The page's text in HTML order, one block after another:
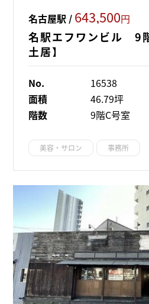
名古屋駅 / 643,500円
名駅エフワンビル 9
土居】
No.
16538
面積
46.79坪
階数
9階C号室
美容・サロン 事務所